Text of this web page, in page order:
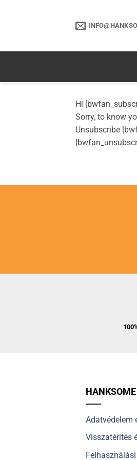
Hi
Sorry, to know
Unsubscribe
HANKSOME
Adatvédelem
Visszatérítés